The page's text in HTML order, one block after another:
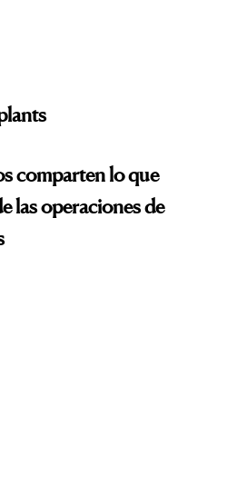
comparten lo que
las operaciones de